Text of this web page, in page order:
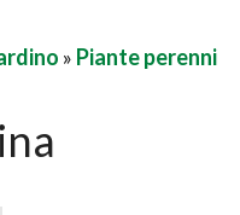
» Piante perenni